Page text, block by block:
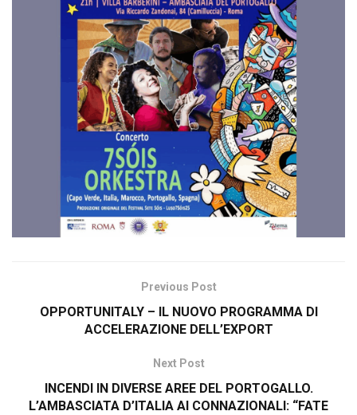
Previous Post
OPPORTUNITALY – IL NUOVO PROGRAMMA DI
ACCELERAZIONE DELL’EXPORT
Next Post
INCENDI IN DIVERSE AREE DEL PORTOGALLO.
L’AMBASCIATA D’ITALIA AI CONNAZIONALI: “FATE